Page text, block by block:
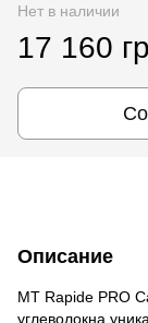
Нет в наличии
17 160
Описание
MT Rapide PRO
углеволокна